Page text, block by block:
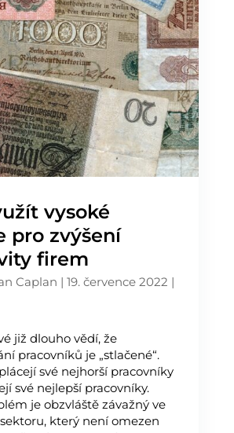
vysoké
pro zvýšení
firem
Caplan | 19. července 2022 |
již dlouho vědí, že
pracovníků je „stlačené“.
své nejhorší pracovníky
své nejlepší pracovníky.
je obzvláště závažný ve
který není omezen